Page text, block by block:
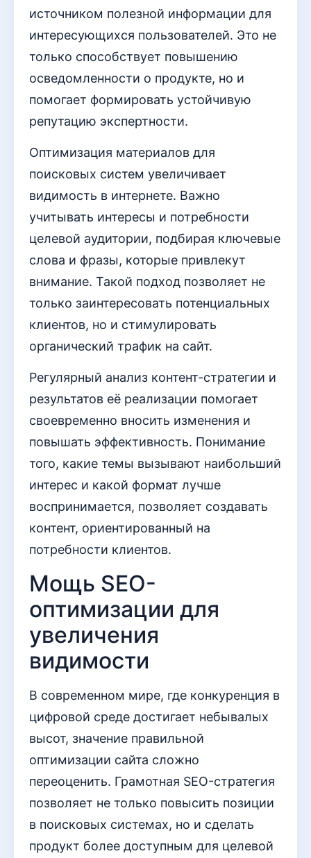
источником полезной информации для
интересующихся пользователей. Это не
только способствует повышению
осведомленности о продукте, но и
помогает формировать устойчивую
репутацию экспертности.
Оптимизация материалов для
поисковых систем увеличивает
видимость в интернете. Важно
учитывать интересы и потребности
целевой аудитории, подбирая ключевые
слова и фразы, которые привлекут
внимание. Такой подход позволяет не
только заинтересовать потенциальных
клиентов, но и стимулировать
органический трафик на сайт.
Регулярный анализ контент-стратегии и
результатов её реализации помогает
своевременно вносить изменения и
повышать эффективность. Понимание
того, какие темы вызывают наибольший
интерес и какой формат лучше
воспринимается, позволяет создавать
контент, ориентированный на
потребности клиентов.
Мощь SEO-
оптимизации для
увеличения
видимости
В современном мире, где конкуренция в
цифровой среде достигает небывалых
высот, значение правильной
оптимизации сайта сложно
переоценить. Грамотная SEO-стратегия
позволяет не только повысить позиции
в поисковых системах, но и сделать
продукт более доступным для целевой